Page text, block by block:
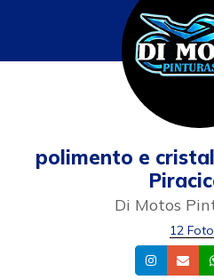
polimento e
Di Motos
12